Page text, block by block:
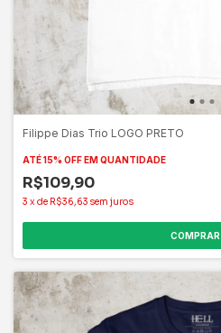
Filippe Dias Trio LOGO PRETO
ATÉ 15% OFFEM QUANTIDADE
R$109,90
3 xde R$36,63 sem juros
COMPRAR